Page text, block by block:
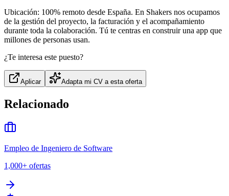
Ubicación: 100% remoto desde España. En Shakers nos ocupamos
de la gestión del proyecto, la facturación y el acompañamiento
durante toda la colaboración. Tú te centras en construir una app que
millones de personas usan.
¿Te interesa este puesto?
Aplicar Adapta mi CV a esta oferta
Relacionado
Empleo de Ingeniero de Software
1,000+ ofertas